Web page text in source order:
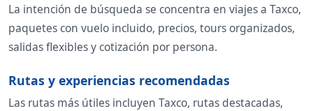
La intención de búsqueda se concentra en viajes a Taxco,
paquetes con vuelo incluido, precios, tours organizados,
salidas flexibles y cotización por persona.
Rutas y experiencias recomendadas
Las rutas más útiles incluyen Taxco, rutas destacadas,